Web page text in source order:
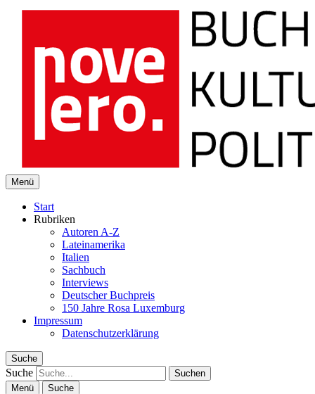
Buch Kultur Politik
Menü
Start
Rubriken
Autoren A-Z
Lateinamerika
Italien
Sachbuch
Interviews
Deutscher Buchpreis
150 Jahre Rosa Luxemburg
Impressum
Datenschutzerklärung
Suche
Suche
Menü Suche